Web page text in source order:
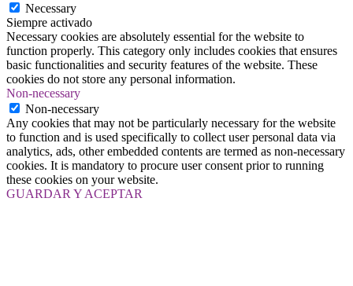
Necessary
Siempre activado
Necessary cookies are absolutely essential for the website to
function properly. This category only includes cookies that ensures
basic functionalities and security features of the website. These
cookies do not store any personal information.
Non-necessary
Non-necessary
Any cookies that may not be particularly necessary for the website
to function and is used specifically to collect user personal data via
analytics, ads, other embedded contents are termed as non-necessary
cookies. It is mandatory to procure user consent prior to running
these cookies on your website.
GUARDAR Y ACEPTAR